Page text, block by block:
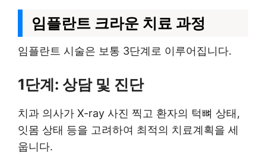
임플란트 크라운 치료 과정
임플란트 시술은 보통 3단계로 이루어집니다.
1단계: 상담 및 진단
치과 의사가 X-ray 사진 찍고 환자의 턱뼈 상태,
잇몸 상태 등을 고려하여 최적의 치료계획을 세
웁니다.